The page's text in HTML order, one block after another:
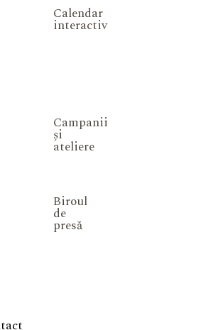
Calendar
interactiv
Campanii
și
ateliere
Biroul
de
presă